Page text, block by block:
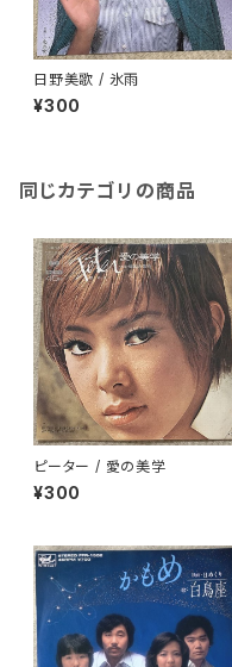
日野美歌 / 氷雨
¥300
同じカテゴリの商品
ピーター / 愛の美学
¥300